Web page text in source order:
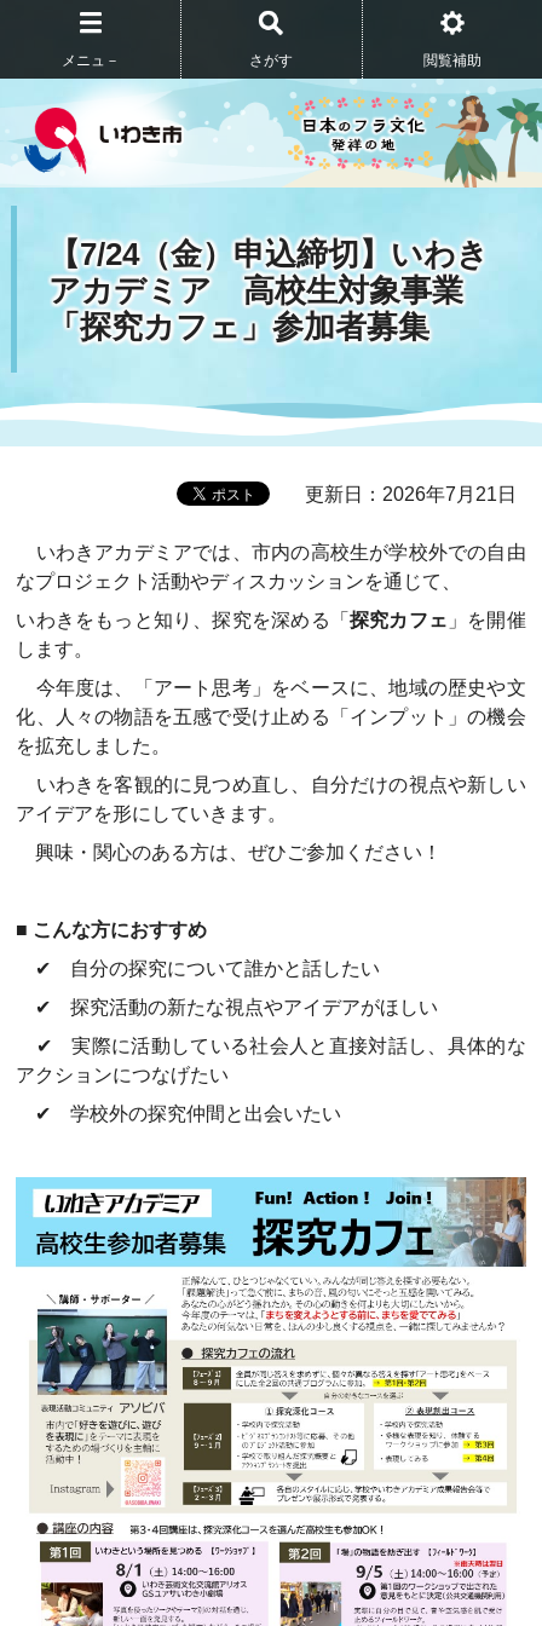
メニュ－ さがす 閲覧補助
【7/24（金）申込締切】いわき
アカデミア 高校生対象事業
「探究カフェ」参加者募集
更新日：2026年7月21日
いわきアカデミアでは、市内の高校生が学校外での自由
なプロジェクト活動やディスカッションを通じて、
いわきをもっと知り、探究を深める「 探究カフェ 」を開催
します。
今年度は、「アート思考」をベースに、地域の歴史や文
化、人々の物語を五感で受け止める「インプット」の機会
を拡充しました。
いわきを客観的に見つめ直し、自分だけの視点や新しい
アイデアを形にしていきます。
興味・関心のある方は、ぜひご参加ください！
■ こんな方におすすめ
✔ 自分の探究について誰かと話したい
✔ 探究活動の新たな視点やアイデアがほしい
✔ 実際に活動している社会人と直接対話し、具体的な
アクションにつなげたい
✔ 学校外の探究仲間と出会いたい